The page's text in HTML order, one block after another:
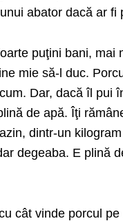
abator dacă ar fi
puţini bani, mai
mie să-l duc.
Dar, dacă îl pui
de apă. Îţi
dintr-un
degeaba. E plină
cât vinde porcul